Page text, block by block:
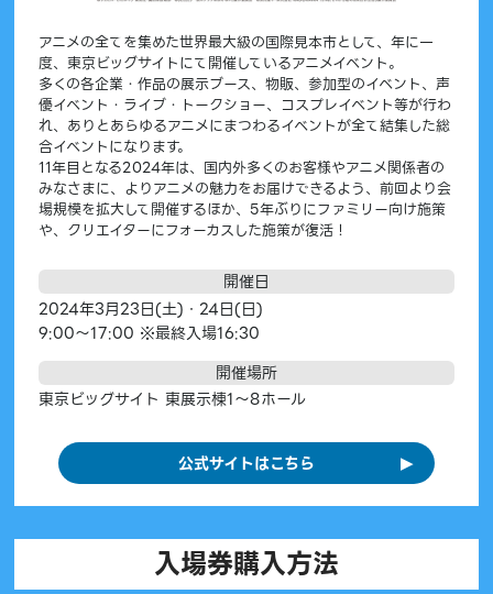
アニメの全てを集めた世界最大級の国際見本市として、年に一
度、東京ビッグサイトにて開催しているアニメイベント。
多くの各企業・作品の展示ブース、物販、参加型のイベント、声
優イベント・ライブ・トークショー、コスプレイベント等が行わ
れ、ありとあらゆるアニメにまつわるイベントが全て結集した総
合イベントになります。
11年目となる2024年は、国内外多くのお客様やアニメ関係者の
みなさまに、よりアニメの魅力をお届けできるよう、前回より会
場規模を拡大して開催するほか、5年ぶりにファミリー向け施策
や、クリエイターにフォーカスした施策が復活！
開催日
2024年3月23日(土)・24日(日)
9:00～17:00 ※最終入場16:30
開催場所
東京ビッグサイト 東展示棟1～8ホール
公式サイトはこちら
入場券購入方法